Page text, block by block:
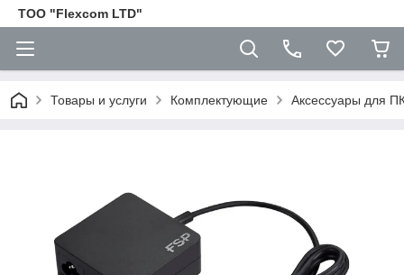
ТОО "Flexcom LTD"
Товары и услуги Комплектующие Аксессуары для